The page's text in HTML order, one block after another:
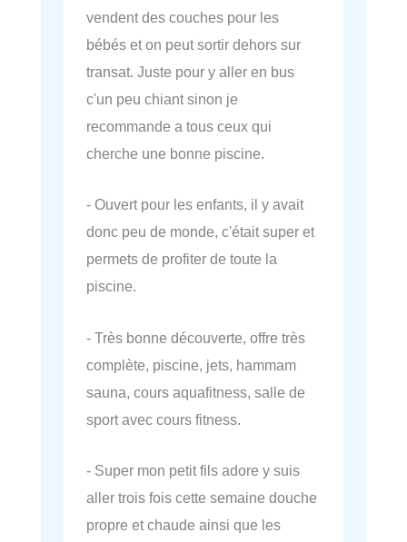
vendent des couches pour les
bébés et on peut sortir dehors sur
transat. Juste pour y aller en bus
c'un peu chiant sinon je
recommande a tous ceux qui
cherche une bonne piscine.
- Ouvert pour les enfants, il y avait
donc peu de monde, c'était super et
permets de profiter de toute la
piscine.
- Très bonne découverte, offre très
complète, piscine, jets, hammam
sauna, cours aquafitness, salle de
sport avec cours fitness.
- Super mon petit fils adore y suis
aller trois fois cette semaine douche
propre et chaude ainsi que les